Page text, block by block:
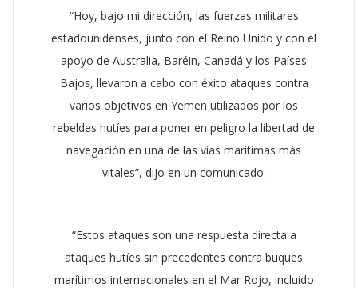
“Hoy, bajo mi dirección, las fuerzas militares
estadounidenses, junto con el Reino Unido y con el
apoyo de Australia, Baréin, Canadá y los Países
Bajos, llevaron a cabo con éxito ataques contra
varios objetivos en Yemen utilizados por los
rebeldes hutíes para poner en peligro la libertad de
navegación en una de las vías marítimas más
vitales”, dijo en un comunicado.
“Estos ataques son una respuesta directa a
ataques hutíes sin precedentes contra buques
marítimos internacionales en el Mar Rojo, incluido